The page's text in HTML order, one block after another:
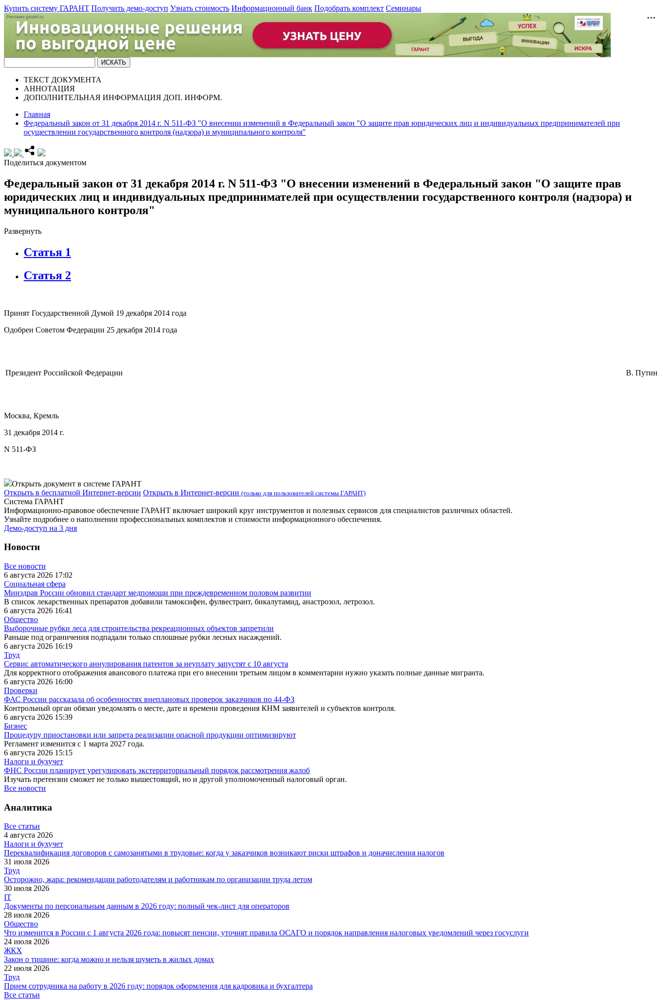
Купить систему ГАРАНТ Получить демо-доступ Узнать стоимость Информационный банк Подобрать комплект Семинары
ТЕКСТ ДОКУМЕНТА
АННОТАЦИЯ
ДОПОЛНИТЕЛЬНАЯ ИНФОРМАЦИЯ ДОП. ИНФОРМ.
Главная
Федеральный закон от 31 декабря 2014 г. N 511-ФЗ "О внесении изменений в Федеральный закон "О защите прав юридических лиц и индивидуальных предпринимателей при
осуществлении государственного контроля (надзора) и муниципального контроля"
Поделиться документом
Федеральный закон от 31 декабря 2014 г. N 511-ФЗ "О внесении изменений в Федеральный закон "О защите прав
юридических лиц и индивидуальных предпринимателей при осуществлении государственного контроля (надзора) и
муниципального контроля"
Развернуть
Статья 1
Статья 2
Принят Государственной Думой 19 декабря 2014 года
Одобрен Советом Федерации 25 декабря 2014 года
Президент Российской Федерации В. Путин
Москва, Кремль
31 декабря 2014 г.
N 511-ФЗ
Открыть документ в системе ГАРАНТ
Открыть в бесплатной Интернет-версии Открыть в Интернет-версии (только для пользователей системы ГАРАНТ)
Система ГАРАНТ
Информационно-правовое обеспечение ГАРАНТ включает широкий круг инструментов и полезных сервисов для специалистов различных областей.
Узнайте подробнее о наполнении профессиональных комплектов и стоимости информационного обеспечения.
Демо-доступ на 3 дня
Новости
Все новости
6 августа 2026 17:02
Социальная сфера
Минздрав России обновил стандарт медпомощи при преждевременном половом развитии
В список лекарственных препаратов добавили тамоксифен, фулвестрант, бикалутамид, анастрозол, летрозол.
6 августа 2026 16:41
Общество
Выборочные рубки леса для строительства рекреационных объектов запретили
Раньше под ограничения подпадали только сплошные рубки лесных насаждений.
6 августа 2026 16:19
Труд
Сервис автоматического аннулирования патентов за неуплату запустят с 10 августа
Для корректного отображения авансового платежа при его внесении третьим лицом в комментарии нужно указать полные данные мигранта.
6 августа 2026 16:00
Проверки
ФАС России рассказала об особенностях внеплановых проверок заказчиков по 44-ФЗ
Контрольный орган обязан уведомлять о месте, дате и времени проведения КНМ заявителей и субъектов контроля.
6 августа 2026 15:39
Бизнес
Процедуру приостановки или запрета реализации опасной продукции оптимизируют
Регламент изменится с 1 марта 2027 года.
6 августа 2026 15:15
Налоги и бухучет
ФНС России планирует урегулировать экстерриториальный порядок рассмотрения жалоб
Изучать претензии сможет не только вышестоящий, но и другой уполномоченный налоговый орган.
Все новости
Аналитика
Все статьи
4 августа 2026
Налоги и бухучет
Переквалификация договоров с самозанятыми в трудовые: когда у заказчиков возникают риски штрафов и доначисления налогов
31 июля 2026
Труд
Осторожно, жара: рекомендации работодателям и работникам по организации труда летом
30 июля 2026
IT
Документы по персональным данным в 2026 году: полный чек-лист для операторов
28 июля 2026
Общество
Что изменится в России с 1 августа 2026 года: повысят пенсии, уточнят правила ОСАГО и порядок направления налоговых уведомлений через госуслуги
24 июля 2026
ЖКХ
Закон о тишине: когда можно и нельзя шуметь в жилых домах
22 июля 2026
Труд
Прием сотрудника на работу в 2026 году: порядок оформления для кадровика и бухгалтера
Все статьи